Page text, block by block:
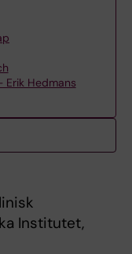
Hedmans
Institutet,